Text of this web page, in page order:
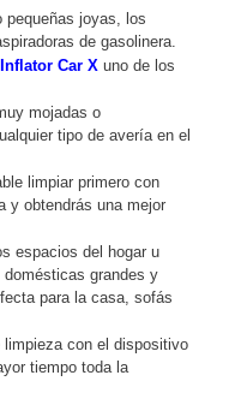
pequeñas joyas, los
de gasolinera.
Inflator Car X uno de los
mojadas o
tipo de avería en el
limpiar primero con
y obtendrás una mejor
espacios del hogar u
grandes y
para la casa, sofás
con el dispositivo
tiempo toda la